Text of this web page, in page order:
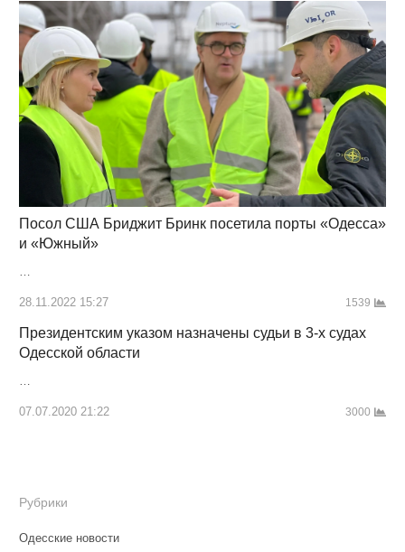
Посол США Бриджит Бринк посетила порты «Одесса»
и «Южный»
…
28.11.2022 15:27 1539
Президентским указом назначены судьи в 3-х судах
Одесской области
07.07.2020 21:22 3000
Рубрики
Одесские новости